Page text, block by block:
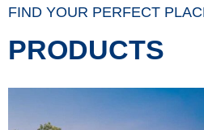
FIND YOUR PERFECT
PRODUCTS